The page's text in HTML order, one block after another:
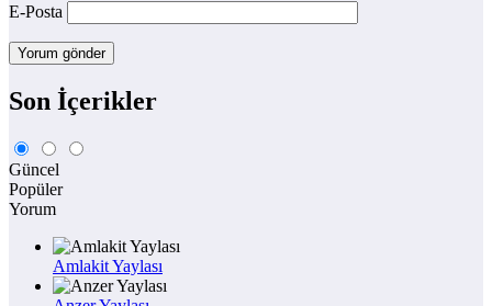
E-Posta
Son İçerikler
Güncel
Popüler
Yorum
Amlakit Yaylası